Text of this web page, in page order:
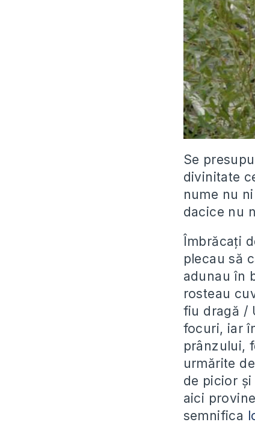
Se
divinitate
nume nu
dacice nu
Îmbrăcați
plecau să
adunau în
rosteau
fiu dragă /
focuri, iar
prânzului,
urmărite
de picior
aici
semnifica